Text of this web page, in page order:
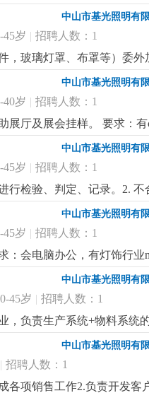
善，防止不良品流入下工
使用卡尺等量具，看得懂
中山市基光照明有
45岁 | 招聘人数：1
，玻璃灯罩、布罩等）委
，女士有经验者优先更详细
中山市基光照明有
40岁 | 招聘人数：1
展厅及展会挂样。 要求：
中山市基光照明有
45岁 | 招聘人数：1
行检验、判定、记录。2.
。5. 整理检验报表，确保
负责、有原则，执行力强。
中山市基光照明有
45岁 | 招聘人数：1
：会电脑办公，有灯饰行
遇优厚：粮期准，吃住有
中山市基光照明有
45岁 | 招聘人数：1
，负责生产系统+物料系统
计划、协调性、执行力较
中山市基光照明有
| 招聘人数：1
各项销售工作2.负责开发